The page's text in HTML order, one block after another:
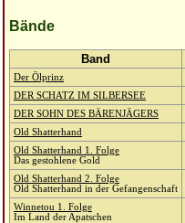
Bände
Band
Der Ölprinz
DER SCHATZ IM SILBERSEE
DER SOHN DES BÄRENJÄGERS
Old Shatterhand
Old Shatterhand 1. Folge
Das gestohlene Gold
Old Shatterhand 2. Folge
Old Shatterhand in der Gefangenschaft
Winnetou 1. Folge
Im Land der Apatschen